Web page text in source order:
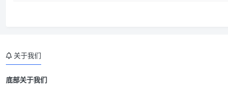
关于我们
底部关于我们